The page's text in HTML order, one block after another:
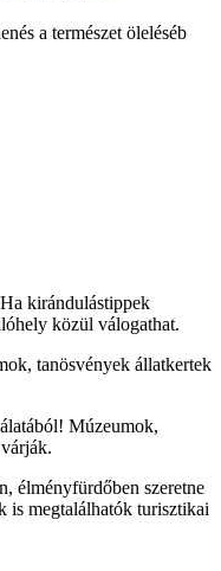
a természet öleléséb
kirándulástippek
közül válogathat.
tanösvények állatkertek
Múzeumok,
élményfürdőben szeretne
is megtalálhatók turisztikai